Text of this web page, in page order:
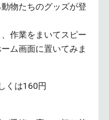
物たちのグッズが登
作業をまいてスピー
ム画面に置いてみま
くは160円